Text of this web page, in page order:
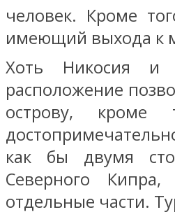
человек. Кроме
имеющий выхода к
Хоть Никосия и
расположение
острову, кроме
как бы двумя
Северного
отдельные части.